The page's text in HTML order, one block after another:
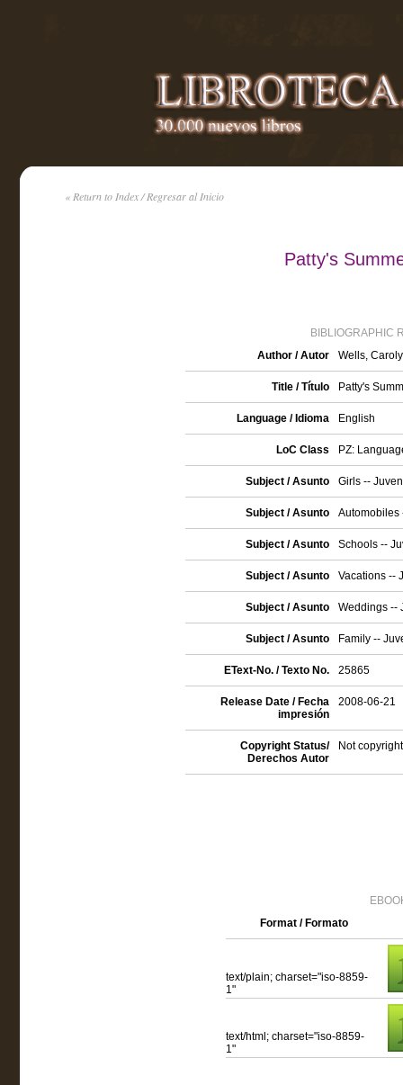
« Return to Index / Regresar al Inicio
Patty's
BIBLIOGRAPHIC
Author / Autor
Wells,
Title / Título Patty's
Language / Idioma English
LoC Class PZ:
Subject / Asunto Girls --
Subject / Asunto Automobiles
Subject / Asunto Schools --
Subject / Asunto Vacations --
Subject / Asunto Weddings --
Subject / Asunto Family --
EText-No. / Texto No. 25865
Release Date / Fecha
impresión
2008-06-21
Copyright Status/
Derechos Autor
Not
Format / Formato
text/plain; charset="iso-8859-
1"
text/html; charset="iso-8859-
1"